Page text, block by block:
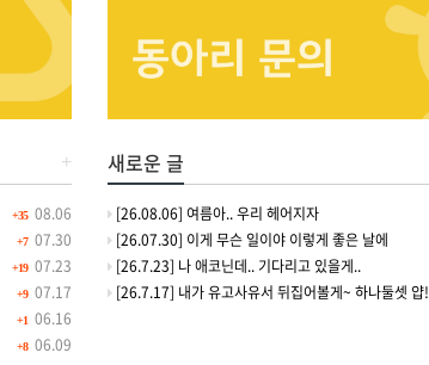
+
+35 08.06
+7 07.30
+19 07.23
+9 07.17
+1 06.16
+8 06.09
새로운 글
[26.08.06] 여름아.. 우리 헤어지자
[26.07.30] 이게 무슨 일이야 이렇게 좋은 날에
[26.7.23] 나 애코닌데.. 기다리고 있을게..
[26.7.17] 내가 유고사유서 뒤집어볼게~ 하나둘셋 얍!